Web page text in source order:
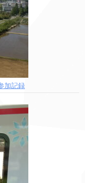
加記録